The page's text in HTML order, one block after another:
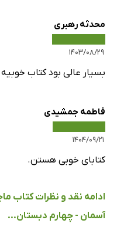
محدثه رهبری
۱۴۰۳/۰۸/۲۹
بسیار عالی بود کتاب خوبیه
فاطمه جمشیدی
۱۴۰۴/۰۹/۲۱
کتابای خوبی هستن.
ادامه نقد و نظرات کتاب
آسمان - چهارم دبستان...